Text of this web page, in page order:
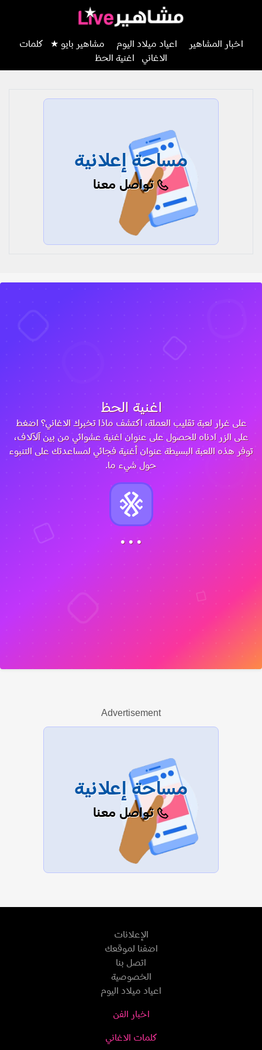
اخبار المشاهير اعياد ميلاد اليوم مشاهير بايو ★
كلمات
الاغاني
اغنية الحظ
مساحة إعلانية
تواصل معنا
اغنية الحظ
على غرار لعبة تقليب العملة، اكتشف ماذا تخبرك الاغاني؟ اضغط
على الزر ادناه للحصول على عنوان اغنية عشوائي من بين آلآلاف،
توفر هذه اللعبة البسيطة عنوان أغنية فجائي لمساعدتك على التنبوء
حول شيء ما.
• • •
Advertisement
مساحة إعلانية
تواصل معنا
الإعلانات
اضفنا لموقعك
اتصل بنا
الخصوصية
اعياد ميلاد اليوم
اخبار الفن
كلمات الاغاني